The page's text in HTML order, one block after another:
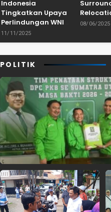
Indonesia
Tingkatkan Upaya
Perlindungan WNI
dan Pemberantasan
TPPO di Asia
11/11/2025
Dam
08/06/2025
POLITIK